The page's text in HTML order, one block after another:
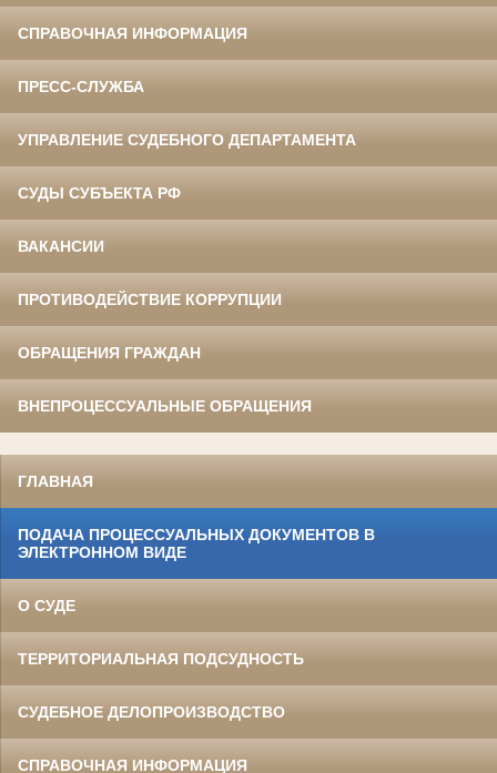
СПРАВОЧНАЯ ИНФОРМАЦИЯ
ПРЕСС-СЛУЖБА
УПРАВЛЕНИЕ СУДЕБНОГО ДЕПАРТАМЕНТА
СУДЫ СУБЪЕКТА РФ
ВАКАНСИИ
ПРОТИВОДЕЙСТВИЕ КОРРУПЦИИ
ОБРАЩЕНИЯ ГРАЖДАН
ВНЕПРОЦЕССУАЛЬНЫЕ ОБРАЩЕНИЯ
ГЛАВНАЯ
ПОДАЧА ПРОЦЕССУАЛЬНЫХ ДОКУМЕНТОВ В
ЭЛЕКТРОННОМ ВИДЕ
О СУДЕ
ТЕРРИТОРИАЛЬНАЯ ПОДСУДНОСТЬ
СУДЕБНОЕ ДЕЛОПРОИЗВОДСТВО
СПРАВОЧНАЯ ИНФОРМАЦИЯ